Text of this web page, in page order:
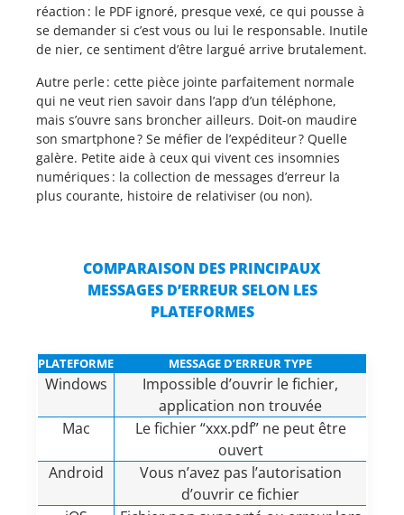
réaction : le PDF ignoré, presque vexé, ce qui pousse à
se demander si c’est vous ou lui le responsable. Inutile
de nier, ce sentiment d’être largué arrive brutalement.
Autre perle : cette pièce jointe parfaitement normale
qui ne veut rien savoir dans l’app d’un téléphone,
mais s’ouvre sans broncher ailleurs. Doit-on maudire
son smartphone ? Se méfier de l’expéditeur ? Quelle
galère. Petite aide à ceux qui vivent ces insomnies
numériques : la collection de messages d’erreur la
plus courante, histoire de relativiser (ou non).
COMPARAISON DES PRINCIPAUX
MESSAGES D’ERREUR SELON LES
PLATEFORMES
PLATEFORME MESSAGE D’ERREUR TYPE
Windows
Impossible d’ouvrir le fichier,
application non trouvée
Mac
Le fichier “xxx.pdf” ne peut être
ouvert
Android
Vous n’avez pas l’autorisation
d’ouvrir ce fichier